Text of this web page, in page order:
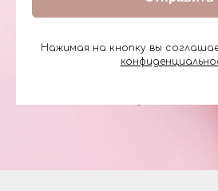
Нажимая на кнопку вы